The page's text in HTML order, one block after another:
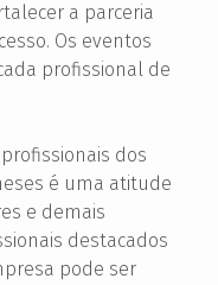
a parceria
Os eventos
profissional de
dos
é uma atitude
e demais
destacados
pode ser